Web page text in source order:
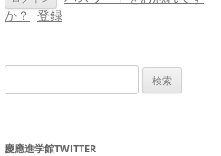
か？ 登録
索:
慶應進学館TWITTER